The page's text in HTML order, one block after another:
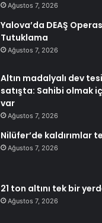
Ağustos 7, 2026
Yalova’da DEAŞ
Tutuklama
Ağustos 7, 2026
Altın madalyalı dev
satışta: Sahibi olmak
var
Ağustos 7, 2026
Nilüfer’de kaldırımlar
Ağustos 7, 2026
21 ton altını tek bir
Ağustos 7, 2026